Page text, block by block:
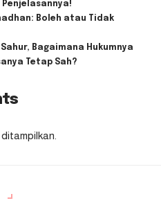
Penjelasannya!
Boleh atau Tidak
Bagaimana Hukumnya
Tetap Sah?